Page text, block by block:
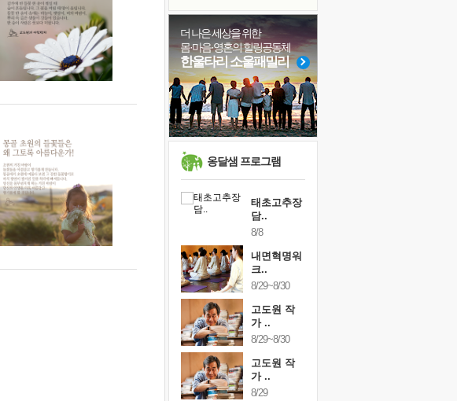
졸업식 사진을 보며
아픈 아버지를 위한 공간 설계
극심한 변비, 어깨결림, 수면 장애
보고 싶은 어머니
유년 시절의 부산 영도 바다
못된 꼰대들
거울 속의 나
희망이란
'모른다'는 것
#희망
#계획
#독서캠프
#아이들
#선택
#힐링
#극복
#면역력
#독서
#명상
#나눔 #바이러스
더 나은 세상을 위한
몸·마음·영혼의 힐링공동체
한울타리 소울패밀리
옹달샘 프로그램
행복한가족
여행
9/24~9/26
스..
태초고추장
담..
8/8
내면혁명워
크..
8/29~8/30
고도원 작
가 ..
8/29~8/30
고도원 작
가 ..
8/29